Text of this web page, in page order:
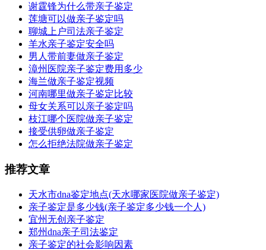
谢霆锋为什么带亲子鉴定
莲塘可以做亲子鉴定吗
聊城上户司法亲子鉴定
羊水亲子鉴定安全吗
男人带前妻做亲子鉴定
漳州医院亲子鉴定费用多少
海兰做亲子鉴定视频
河南哪里做亲子鉴定比较
母女关系可以亲子鉴定吗
枝江哪个医院做亲子鉴定
接受供卵做亲子鉴定
怎么拒绝法院做亲子鉴定
推荐文章
天水市dna鉴定地点(天水哪家医院做亲子鉴定)
亲子鉴定是多少钱(亲子鉴定多少钱一个人)
宜州无创亲子鉴定
郑州dna亲子司法鉴定
亲子鉴定的社会影响因素